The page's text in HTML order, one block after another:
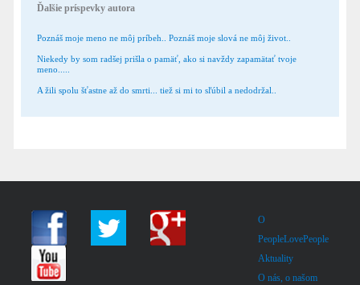
Ďalšie príspevky autora
Poznáš moje meno ne môj príbeh.. Poznáš moje slová ne môj život..
Niekedy by som radšej prišla o pamäť, ako si navždy zapamätať tvoje
meno.....
A žili spolu šťastne až do smrti... tiež si mi to sľúbil a nedodržal..
O
PeopleLovePeople
Aktuality
O nás, o našom